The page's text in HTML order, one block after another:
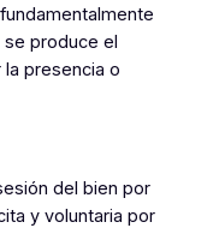
produce el
presencia o
del bien por
y voluntaria por